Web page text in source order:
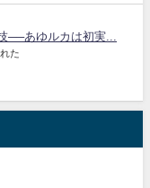
──あゆルカは初実...
た